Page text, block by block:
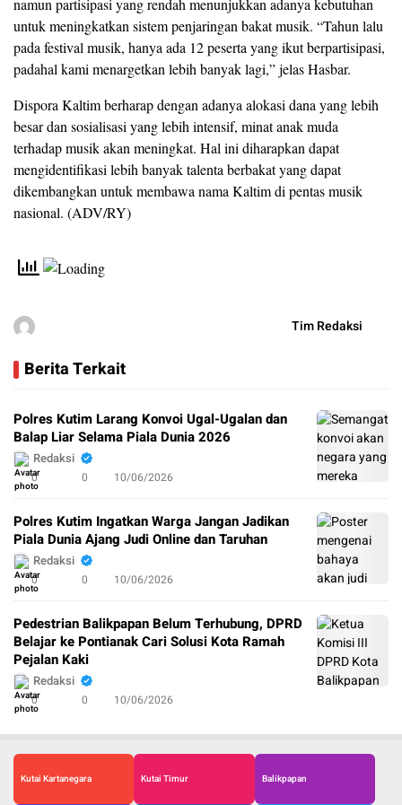
namun partisipasi yang rendah menunjukkan adanya kebutuhan
untuk meningkatkan sistem penjaringan bakat musik. “Tahun lalu
pada festival musik, hanya ada 12 peserta yang ikut berpartisipasi,
padahal kami menargetkan lebih banyak lagi,” jelas Hasbar.
Dispora Kaltim berharap dengan adanya alokasi dana yang lebih
besar dan sosialisasi yang lebih intensif, minat anak muda
terhadap musik akan meningkat. Hal ini diharapkan dapat
mengidentifikasi lebih banyak talenta berbakat yang dapat
dikembangkan untuk membawa nama Kaltim di pentas musik
nasional. (ADV/RY)
Tim Redaksi
Berita Terkait
Polres Kutim Larang Konvoi Ugal-Ugalan dan
Balap Liar Selama Piala Dunia 2026
Redaksi
0 0 10/06/2026
Polres Kutim Ingatkan Warga Jangan Jadikan
Piala Dunia Ajang Judi Online dan Taruhan
Redaksi
0 0 10/06/2026
Pedestrian Balikpapan Belum Terhubung, DPRD
Belajar ke Pontianak Cari Solusi Kota Ramah
Pejalan Kaki
Redaksi
0 0 10/06/2026
Kutai Kartanegara Kutai Timur Balikpapan